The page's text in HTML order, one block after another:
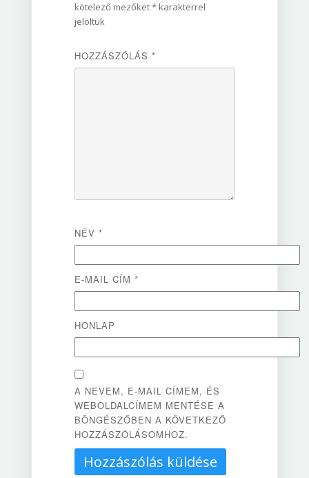
kötelező mezőket* karakterrel
jelöltük
HOZZÁSZÓLÁS*
NÉV*
E-MAIL CÍM*
HONLAP
A NEVEM, E-MAIL CÍMEM, ÉS
WEBOLDALCÍMEM MENTÉSE A
BÖNGÉSZŐBEN A KÖVETKEZŐ
HOZZÁSZÓLÁSOMHOZ.